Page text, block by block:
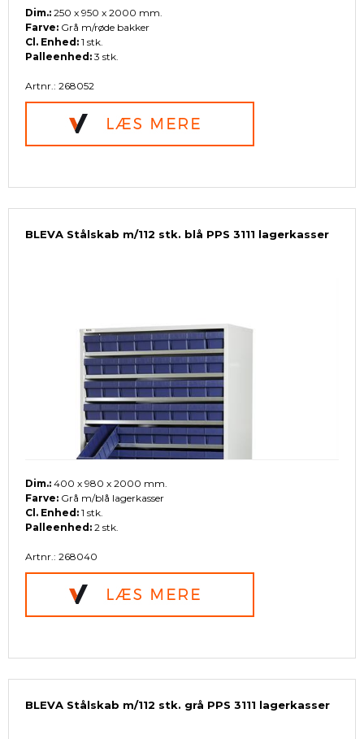
Dim.: 250 x 950 x 2000 mm.
Farve: Grå m/røde bakker
Cl. Enhed: 1 stk.
Palleenhed: 3 stk.
Artnr.: 268052
BLEVA Stålskab m/112 stk. blå PPS 3111 lagerkasser
Dim.: 400 x 980 x 2000 mm.
Farve: Grå m/blå lagerkasser
Cl. Enhed: 1 stk.
Palleenhed: 2 stk.
Artnr.: 268040
BLEVA Stålskab m/112 stk. grå PPS 3111 lagerkasser